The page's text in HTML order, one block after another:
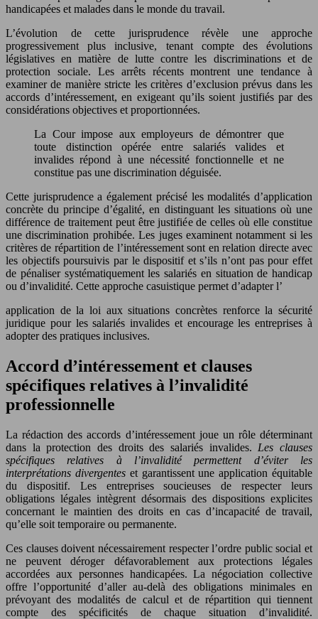
handicapées et malades dans le monde du travail.
L’évolution de cette jurisprudence révèle une approche
progressivement plus inclusive, tenant compte des évolutions
législatives en matière de lutte contre les discriminations et de
protection sociale. Les arrêts récents montrent une tendance à
examiner de manière stricte les critères d’exclusion prévus dans les
accords d’intéressement, en exigeant qu’ils soient justifiés par des
considérations objectives et proportionnées.
La Cour impose aux employeurs de démontrer que
toute distinction opérée entre salariés valides et
invalides répond à une nécessité fonctionnelle et ne
constitue pas une discrimination déguisée.
Cette jurisprudence a également précisé les modalités d’application
concrète du principe d’égalité, en distinguant les situations où une
différence de traitement peut être justifiée de celles où elle constitue
une discrimination prohibée. Les juges examinent notamment si les
critères de répartition de l’intéressement sont en relation directe avec
les objectifs poursuivis par le dispositif et s’ils n’ont pas pour effet
de pénaliser systématiquement les salariés en situation de handicap
ou d’invalidité. Cette approche casuistique permet d’adapter l’
application de la loi aux situations concrètes renforce la sécurité
juridique pour les salariés invalides et encourage les entreprises à
adopter des pratiques inclusives.
Accord d’intéressement et clauses
spécifiques relatives à l’invalidité
professionnelle
La rédaction des accords d’intéressement joue un rôle déterminant
dans la protection des droits des salariés invalides. Les clauses
spécifiques relatives à l’invalidité permettent d’éviter les
interprétations divergenteset garantissent une application équitable
du dispositif. Les entreprises soucieuses de respecter leurs
obligations légales intègrent désormais des dispositions explicites
concernant le maintien des droits en cas d’incapacité de travail,
qu’elle soit temporaire ou permanente.
Ces clauses doivent nécessairement respecter l’ordre public social et
ne peuvent déroger défavorablement aux protections légales
accordées aux personnes handicapées. La négociation collective
offre l’opportunité d’aller au-delà des obligations minimales en
prévoyant des modalités de calcul et de répartition qui tiennent
compte des spécificités de chaque situation d’invalidité.